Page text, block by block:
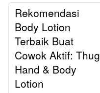
Rekomendasi
Body Lotion
Terbaik Buat
Cowok Aktif: Thug
Hand & Body
Lotion